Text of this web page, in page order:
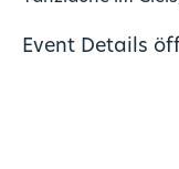
Event Details